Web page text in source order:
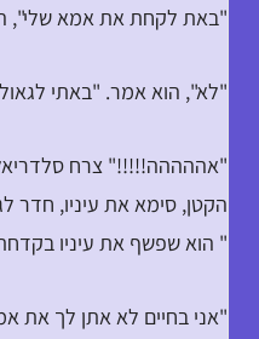
"באת לקחת את אמא שלי",
"לא", הוא אמר. "באתי
"אההההה!!!!!" צרח
הקטן, סימא את עיניו, חדר
" הוא שפשף את עיניו
"אני בחיים לא אתן לך את